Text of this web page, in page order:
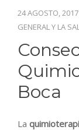
24 AGOSTO, 2017
GENERAL Y LA
Boca
La